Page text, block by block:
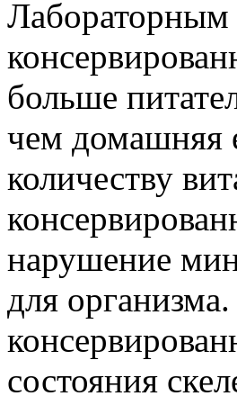
Лабораторным
больше
чем домашняя
количеству
нарушение
для
состояния